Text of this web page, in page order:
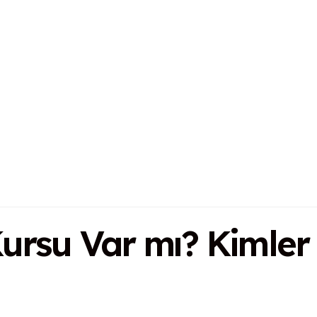
Var mı? Kimler